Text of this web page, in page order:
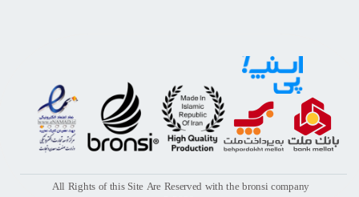
All Rights of this Site Are Reserved with the bronsi company